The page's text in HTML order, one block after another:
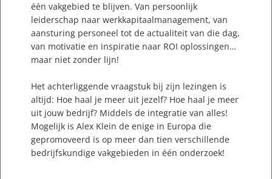
één vakgebied te blijven. Van persoonlijk
leiderschap naar werkkapitaalmanagement, van
aansturing personeel tot de actualiteit van die dag,
van motivatie en inspiratie naar ROI oplossingen…
maar niet zonder lijn!
Het achterliggende vraagstuk bij zijn lezingen is
altijd: Hoe haal je meer uit jezelf? Hoe haal je meer
uit jouw bedrijf? Middels de integratie van alles!
Mogelijk is Alex Klein de enige in Europa die
gepromoveerd is op meer dan tien verschillende
bedrijfskundige vakgebieden in één onderzoek!